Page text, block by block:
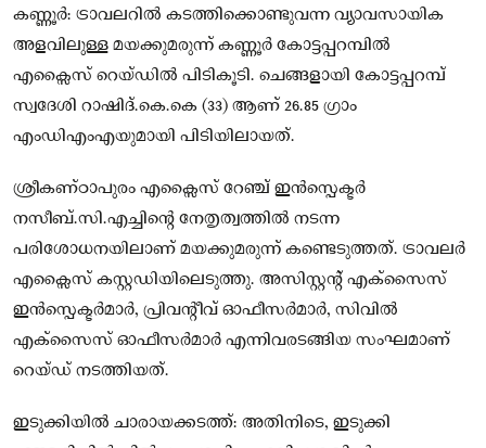
കണ്ണൂ‍‍‍‍‍‍ർ: ട്രാവലറിൽ കടത്തിക്കൊണ്ടുവന്ന വ്യാവസായിക
അളവിലുള്ള മയക്കുമരുന്ന് കണ്ണൂർ കോട്ടപ്പറമ്പിൽ
എക്സൈസ് റെയ്ഡിൽ പിടികൂടി. ചെങ്ങളായി കോട്ടപ്പറമ്പ്
സ്വദേശി റാഷിദ്.കെ.കെ (33) ആണ് 26.85 ഗ്രാം
എംഡിഎംഎയുമായി പിടിയിലായത്.
ശ്രീകണ്ഠാപുരം എക്സൈസ് റേഞ്ച് ഇൻസ്പെക്ടർ
നസീബ്.സി.എച്ചിന്റെ നേതൃത്വത്തിൽ നടന്ന
പരിശോധനയിലാണ് മയക്കുമരുന്ന് കണ്ടെടുത്തത്. ട്രാവലർ
എക്സൈസ് കസ്റ്റഡിയിലെടുത്തു. അസിസ്റ്റന്റ് എക്‌സൈസ്
ഇൻസ്പെക്ടർമാർ, പ്രിവൻ്റീവ് ഓഫീസർമാർ, സിവിൽ
എക്‌സൈസ് ഓഫീസർമാർ എന്നിവരടങ്ങിയ സംഘമാണ്
റെയ്ഡ് നടത്തിയത്.
ഇടുക്കിയിൽ ചാരായക്കടത്ത്: അതിനിടെ, ഇടുക്കി